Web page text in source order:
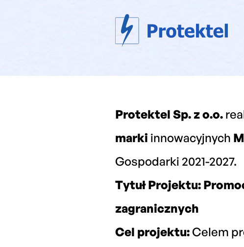
Protektel Sp. z o.o.
marki innowacyjnych
Gospodarki 2021-2027.
Tytuł Projektu:
zagranicznych
Cel projektu:Celem